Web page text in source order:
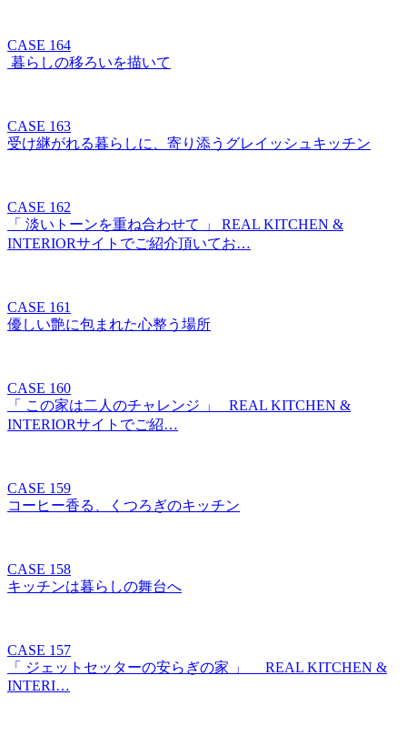
CASE 164
暮らしの移ろいを描いて
CASE 163
受け継がれる暮らしに、寄り添うグレイッシュキッチン
CASE 162
「 淡いトーンを重ね合わせて 」 REAL KITCHEN &
INTERIORサイトでご紹介頂いてお…
CASE 161
優しい艶に包まれた心整う場所
CASE 160
「 この家は二人のチャレンジ 」 REAL KITCHEN &
INTERIORサイトでご紹…
CASE 159
コーヒー香る、くつろぎのキッチン
CASE 158
キッチンは暮らしの舞台へ
CASE 157
「 ジェットセッターの安らぎの家 」 REAL KITCHEN &
INTERI…